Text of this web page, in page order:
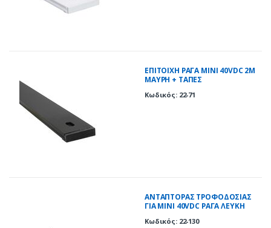
ΕΠΙΤΟΙΧΗ ΡΑΓΑ ΜΙΝΙ 40VDC 2M
ΜΑΥΡΗ + ΤΑΠΕΣ
Κωδικός: 22-71
ΑΝΤΑΠΤΟΡΑΣ ΤΡΟΦΟΔΟΣΙΑΣ
ΓΙΑ ΜΙΝΙ 40VDC ΡΑΓΑ ΛΕΥΚΗ
Κωδικός: 22-130